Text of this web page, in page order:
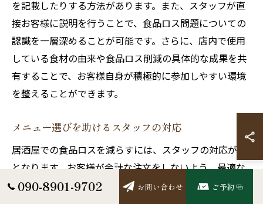
を記載したりする方法があります。また、スタッフが直
接お客様に説明を行うことで、食品ロス問題についての
認識を一層深めることが可能です。さらに、店内で使用
している食材の由来や食品ロス削減の具体的な成果を共
有することで、お客様自身が積極的に参加しやすい環境
を整えることができます。
メニュー選びを助けるスタッフの対応
居酒屋での食品ロスを減らすには、スタッフの対応が鍵
となります。お客様が余計な注文をしないよう、最適な
メニュー選びをサポートすることが大切です。例えば、
090-8901-9702 お問い合わせ ご予約